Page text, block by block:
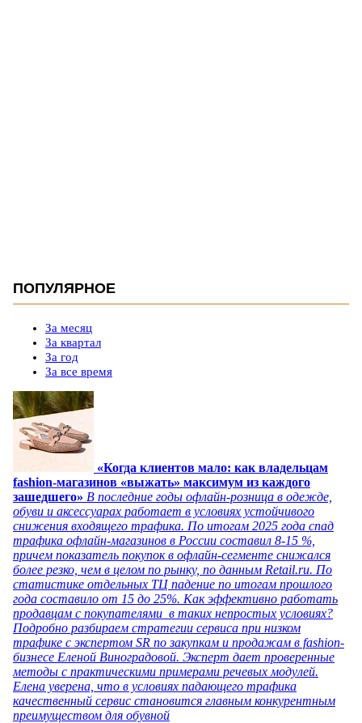
ПОПУЛЯРНОЕ
За месяц
За квартал
За год
За все время
«Когда клиентов мало: как владельцам
fashion-магазинов «выжать» максимум из каждого
зашедшего» В последние годы офлайн-розница в одежде,
обуви и аксессуарах работает в условиях устойчивого
снижения входящего трафика. По итогам 2025 года спад
трафика офлайн-магазинов в России составил 8-15 %,
причем показатель покупок в офлайн-сегменте снижался
более резко, чем в целом по рынку, по данным Retail.ru. По
статистике отдельных ТЦ падение по итогам прошлого
года составило от 15 до 25%. Как эффективно работать
продавцам с покупателями в таких непростых условиях?
Подробно разбираем стратегии сервиса при низком
трафике с экспертом SR по закупкам и продажам в fashion-
бизнесе Еленой Виноградовой. Эксперт дает проверенные
методы с практическими примерами речевых модулей.
Елена уверена, что в условиях падающего трафика
качественный сервис становится главным конкурентным
преимуществом для обувной